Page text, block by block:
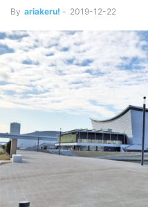
By ariakeru! - 2019-12-22